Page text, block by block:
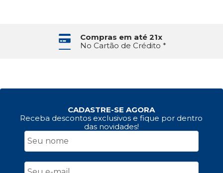
Compras em até 21x
No Cartão de Crédito *
CADASTRE-SE AGORA
Receba descontos exclusivos e fique por dentro
das novidades!